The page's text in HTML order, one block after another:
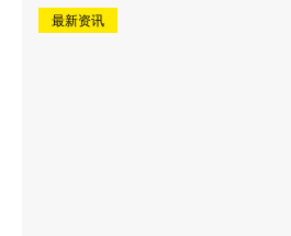
最新资讯